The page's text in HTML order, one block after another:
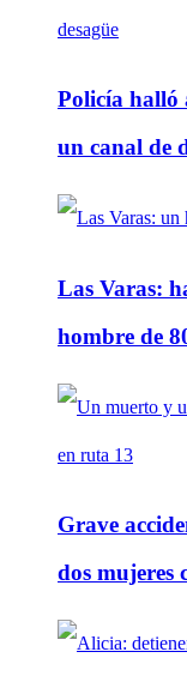
Policía halló
un canal de
Las Varas:
hombre de
Grave
dos mujeres